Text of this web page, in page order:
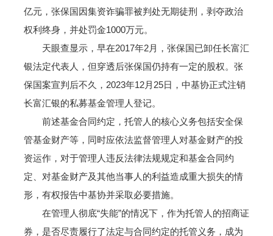
亿元，张保国因集资诈骗罪被判处无期徒刑，剥夺政治
权利终身，并处罚金1000万元。
天眼查显示，早在2017年2月，张保国已卸任长富汇
银法定代表人，但穿透后张保国仍持有一定的股权。张
保国案宣判后不久，2023年12月25日，中基协正式注销
长富汇银的私募基金管理人登记。
前述基金合同约定，托管人的核心义务包括安全保
管基金财产等，同时应依法监督管理人对基金财产的投
资运作，对于管理人违反法律法规规定和基金合同约
定、对基金财产及其他当事人的利益造成重大损失的情
形，有权报告中基协并采取必要措施。
在管理人彻底“失能”的情况下，作为托管人的招商证
券，是否尽责履行了法定与合同约定的托管义务，成为